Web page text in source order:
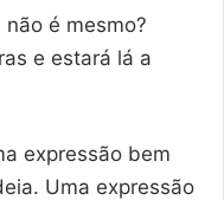
é mesmo?
e estará lá a
expressão bem
Uma expressão